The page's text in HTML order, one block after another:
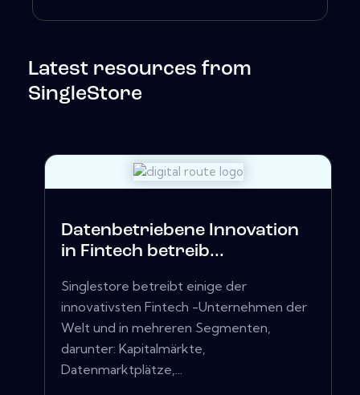
Latest resources from
SingleStore
Datenbetriebene Innovation
in Fintech betreib...
Singlestore betreibt einige der
innovativsten Fintech -Unternehmen der
Welt und in mehreren Segmenten,
darunter: Kapitalmärkte,
Datenmarktplätze,...